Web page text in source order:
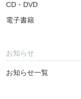
CD・DVD
電子書籍
お知らせ
お知らせ一覧